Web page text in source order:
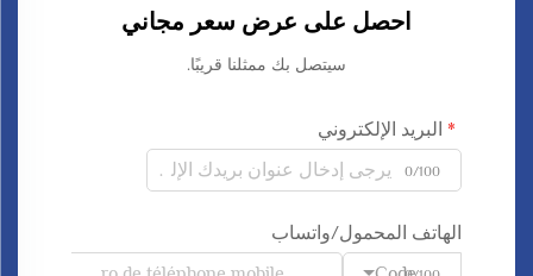
احصل على عرض سعر مجاني
سيتصل بك ممثلنا قريبًا.
البريد الإلكتروني
0/100
الهاتف المحمول/واتساب